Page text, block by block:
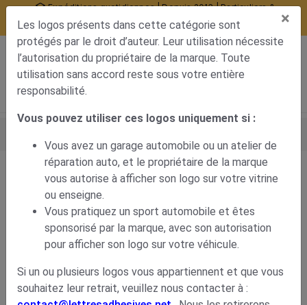
Expéditions quotidiennes | Depuis 2013 | Particuliers &
professionnels
10377 avis certifiés
Voir mon panier
Mon compteMenu de navigation
Logo Jaguar avec écriture
Logo Jaguar avec écriture
€
×
Les logos présents dans cette catégorie sont
protégés par le droit d’auteur. Leur utilisation nécessite
l’autorisation du propriétaire de la marque. Toute
utilisation sans accord reste sous votre entière
responsabilité.
Vous pouvez utiliser ces logos uniquement si :
Vous avez un garage automobile ou un atelier de
réparation auto, et le propriétaire de la marque
vous autorise à afficher son logo sur votre vitrine
ou enseigne.
Vous pratiquez un sport automobile et êtes
sponsorisé par la marque, avec son autorisation
pour afficher son logo sur votre véhicule.
Si un ou plusieurs logos vous appartiennent et que vous
souhaitez leur retrait, veuillez nous contacter à :